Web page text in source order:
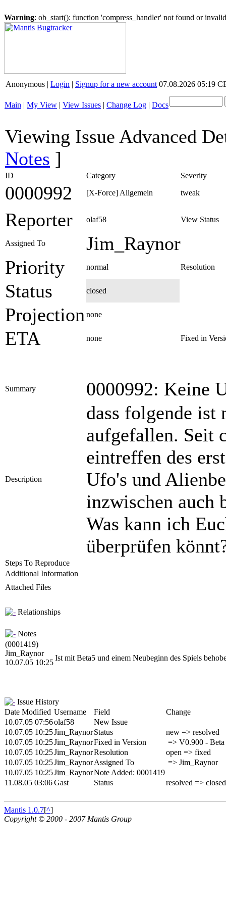
Warning: ob_start(): function 'compress_handler' not found or
Anonymous | Login | Signup for a new account 07.08.2026 05:19
Main | My View | View Issues | Change Log | Docs
Viewing Issue Advanced
Notes ]
ID Category Severity
0000992 [X-Force] Allgemein tweak
Reporter olaf58 View Status
Assigned To
Jim_Raynor
Priority
normal Resolution
Status closed
Projection none
ETA none Fixed in
Summary 0000992: Keine
Description
dass folgende ist
aufgefallen. Seit
eintreffen des
Ufo's und
inzwischen auch
Was kann ich
überprüfen
Steps To Reproduce
Additional Information
Attached Files
Relationships
Notes
(0001419)
Jim_Raynor
10.07.05 10:25
Ist mit Beta5 und einem Neubeginn des Spiels
Issue History
Date Modified Username Field
Change
10.07.05 07:56olaf58
New Issue
10.07.05 10:25Jim_RaynorStatus
new => resolved
10.07.05 10:25Jim_RaynorFixed in Version
=> V0.900 - Beta
10.07.05 10:25Jim_RaynorResolution
open => fixed
10.07.05 10:25Jim_RaynorAssigned To
=> Jim_Raynor
10.07.05 10:25Jim_RaynorNote Added: 0001419
11.08.05 03:06Gast Status resolved => closed
Mantis 1.0.7[^]
Copyright © 2000 - 2007 Mantis Group